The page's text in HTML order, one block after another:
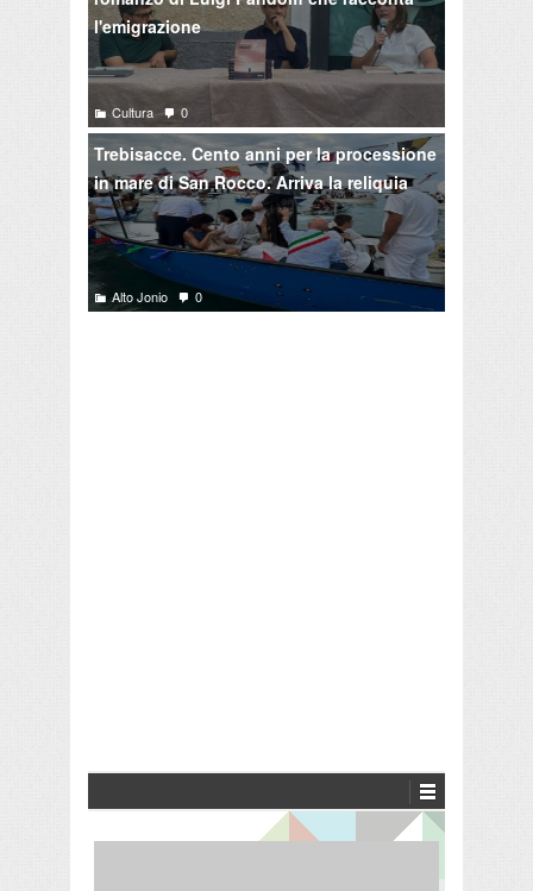
l'emigrazione
Cultura 0
Trebisacce. Cento anni per la processione
in mare di San Rocco. Arriva la reliquia
Alto Jonio 0